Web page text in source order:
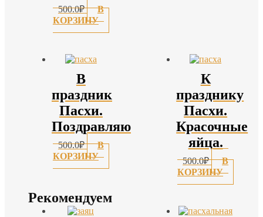
500.0₽
В
КОРЗИНУ
В
праздник
Пасхи.
Поздравляю
500.0₽
В
КОРЗИНУ
К
празднику
Пасхи.
Красочные
яйца.
500.0₽
В
КОРЗИНУ
Рекомендуем